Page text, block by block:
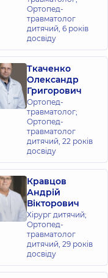
Ортопед-
травматолог
дитячий, 6 років
досвіду
Ткаченко
Олександр
Григорович
Ортопед-
травматолог;
Ортопед-
травматолог
дитячий, 22 років
досвіду
Кравцов
Андрій
Вікторович
Хірург дитячий;
Ортопед-
травматолог
дитячий, 29 років
досвіду